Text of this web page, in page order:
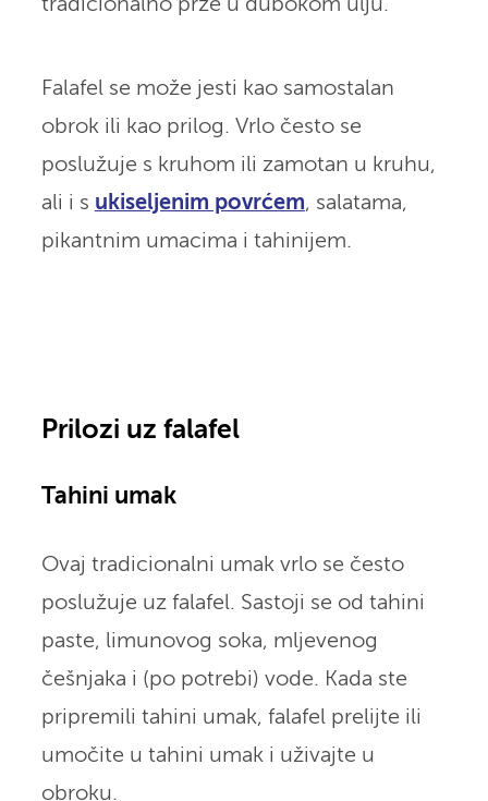
tradicionalno prže u dubokom ulju.
Falafel se može jesti kao samostalan
obrok ili kao prilog. Vrlo često se
poslužuje s kruhom ili zamotan u kruhu,
ali i s ukiseljenim povrćem, salatama,
pikantnim umacima i tahinijem.
Prilozi uz falafel
Tahini umak
Ovaj tradicionalni umak vrlo se često
poslužuje uz falafel. Sastoji se od tahini
paste, limunovog soka, mljevenog
češnjaka i (po potrebi) vode. Kada ste
pripremili tahini umak, falafel prelijte ili
umočite u tahini umak i uživajte u
obroku.